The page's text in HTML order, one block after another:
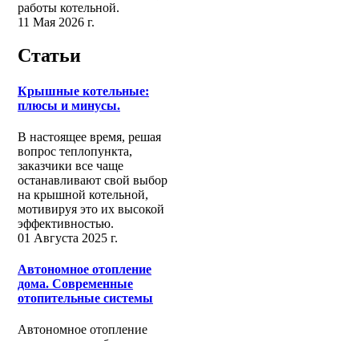
работы котельной.
11 Мая 2026 г.
Статьи
Крышные котельные:
плюсы и минусы.
В настоящее время, решая
вопрос теплопункта,
заказчики все чаще
останавливают свой выбор
на крышной котельной,
мотивируя это их высокой
эффективностью.
01 Августа 2025 г.
Автономное отопление
дома. Современные
отопительные системы
Автономное отопление